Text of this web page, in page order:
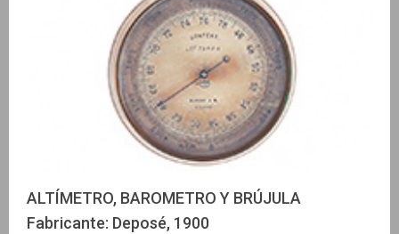
ALTÍMETRO, BAROMETRO Y BRÚJULA
Fabricante: Deposé, 1900